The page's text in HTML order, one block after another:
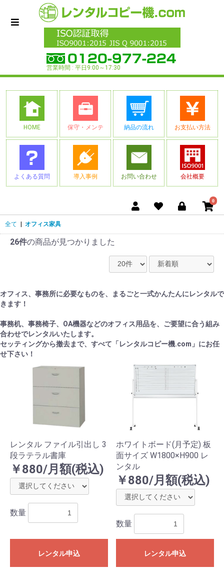
営業時間 : 平日9:00～17:30
HOME 保守・メンテ 納品の流れ お支払い方法
よくある質問 導入事例 お問い合わせ 会社概要
0
全て オフィス家具
26件の商品が見つかりました
オフィス、事務所に必要なものを、まるごと一式かんたんにレンタルで
きます！
事務机、事務椅子、OA機器などのオフィス用品を、ご要望に合う組み
合わせでレンタルいたします。
セッティングから撤去まで、すべて「レンタルコピー機.com」にお任
せ下さい！
レンタル ファイル引出し 3
段ラテラル書庫
￥880/月額(税込)
数量
レンタル申込
ホワイトボード(月予定) 板
面サイズ W1800×H900 レ
ンタル
￥880/月額(税込)
数量
レンタル申込